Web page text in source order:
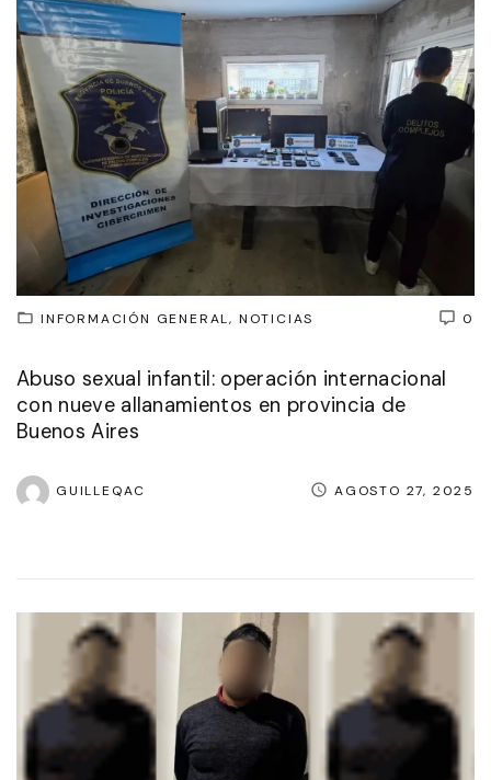
0
INFORMACIÓN GENERAL NOTICIAS
Abuso sexual infantil: operación internacional
con nueve allanamientos en provincia de
Buenos Aires
GUILLEQAC AGOSTO 27, 2025